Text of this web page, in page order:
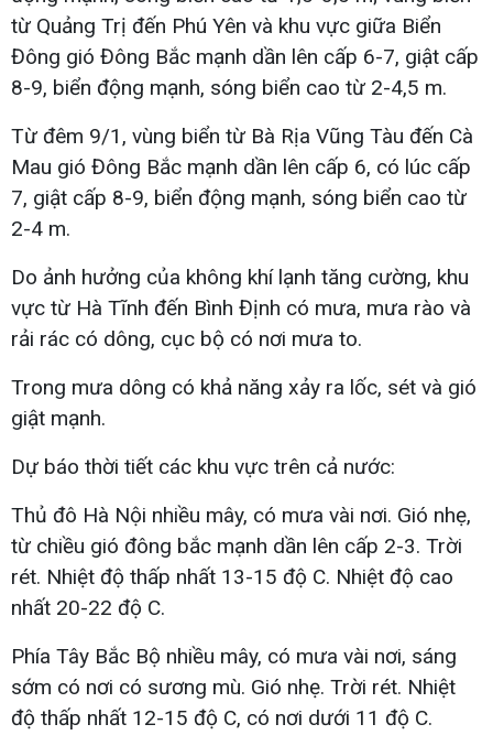
từ Quảng Trị đến Phú Yên và khu vực giữa Biển
Đông gió Đông Bắc mạnh dần lên cấp 6-7, giật cấp
8-9, biển động mạnh, sóng biển cao từ 2-4,5 m.
Từ đêm 9/1, vùng biển từ Bà Rịa Vũng Tàu đến Cà
Mau gió Đông Bắc mạnh dần lên cấp 6, có lúc cấp
7, giật cấp 8-9, biển động mạnh, sóng biển cao từ
2-4 m.
Do ảnh hưởng của không khí lạnh tăng cường, khu
vực từ Hà Tĩnh đến Bình Định có mưa, mưa rào và
rải rác có dông, cục bộ có nơi mưa to.
Trong mưa dông có khả năng xảy ra lốc, sét và gió
giật mạnh.
Dự báo thời tiết các khu vực trên cả nước:
Thủ đô Hà Nội nhiều mây, có mưa vài nơi. Gió nhẹ,
từ chiều gió đông bắc mạnh dần lên cấp 2-3. Trời
rét. Nhiệt độ thấp nhất 13-15 độ C. Nhiệt độ cao
nhất 20-22 độ C.
Phía Tây Bắc Bộ nhiều mây, có mưa vài nơi, sáng
sớm có nơi có sương mù. Gió nhẹ. Trời rét. Nhiệt
độ thấp nhất 12-15 độ C, có nơi dưới 11 độ C.